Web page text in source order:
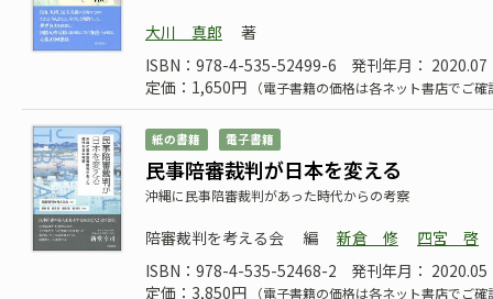
大川 真郎
著
ISBN：978-4-535-52499-6
発刊年月： 2020.07
定価：1,650円
（電子書籍の価格は各ネット書店でご
紙の書籍 電子書籍
民事陪審裁判が日本を変える
沖縄に民事陪審裁判があった時代からの考察
陪審裁判を考える会 編 新倉 修
四宮 啓
ISBN：978-4-535-52468-2
発刊年月： 2020.05
定価：3,850円
（電子書籍の価格は各ネット書店でご